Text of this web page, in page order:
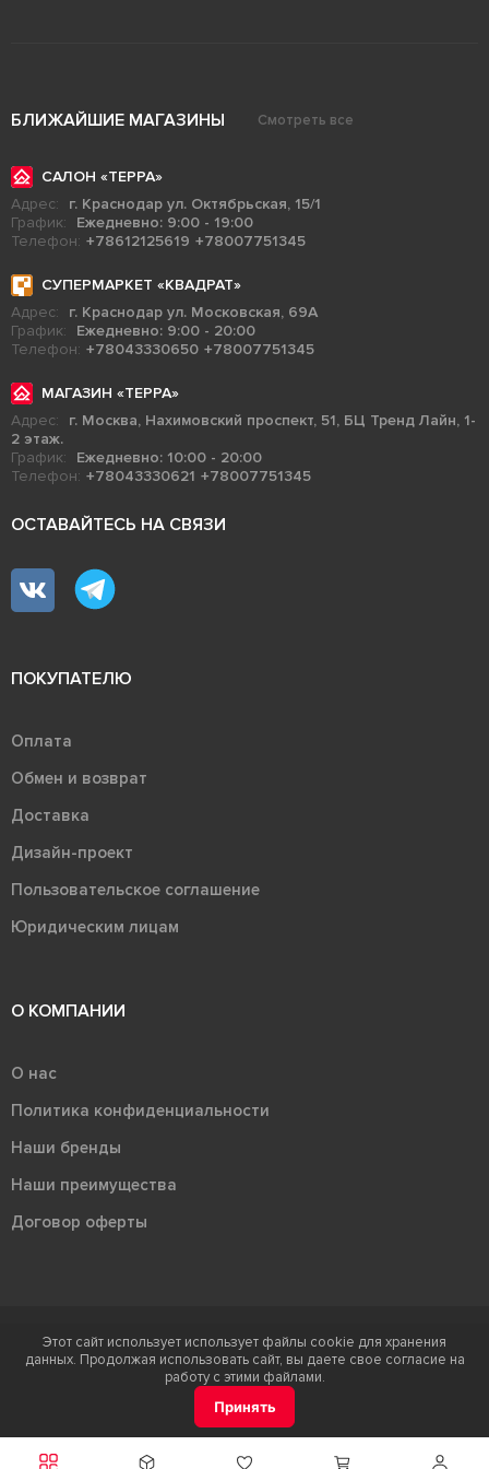
БЛИЖАЙШИЕ МАГАЗИНЫ Смотреть все
САЛОН «ТЕРРА»
Адрес:
г. Краснодар ул. Октябрьская, 15/1
График:
Ежедневно: 9:00 - 19:00
Телефон: +78612125619 +78007751345
СУПЕРМАРКЕТ «КВАДРАТ»
Адрес:
г. Краснодар ул. Московская, 69А
График:
Ежедневно: 9:00 - 20:00
Телефон: +78043330650 +78007751345
МАГАЗИН «ТЕРРА»
Адрес:
г. Москва, Нахимовский проспект, 51, БЦ Тренд Лайн, 1-
2 этаж.
График:
Ежедневно: 10:00 - 20:00
Телефон: +78043330621 +78007751345
ОСТАВАЙТЕСЬ НА СВЯЗИ
ПОКУПАТЕЛЮ
Оплата
Обмен и возврат
Доставка
Дизайн-проект
Пользовательское соглашение
Юридическим лицам
О КОМПАНИИ
О нас
Политика конфиденциальности
Наши бренды
Наши преимущества
Договор оферты
Терра - территория керамики 2026
Ⓒ Правообладателем товарного знака "Терра" является ООО "Атлас-
Этот сайт использует использует файлы cookie для хранения
данных. Продолжая использовать сайт, вы даете свое согласие на
работу с этими файлами.
Принять